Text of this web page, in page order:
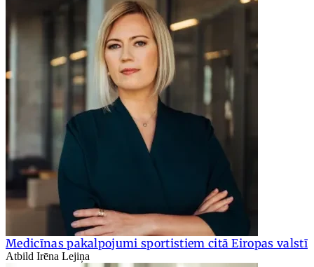
Medicīnas pakalpojumi sportistiem citā Eiropas valstī
Atbild Irēna Lejiņa